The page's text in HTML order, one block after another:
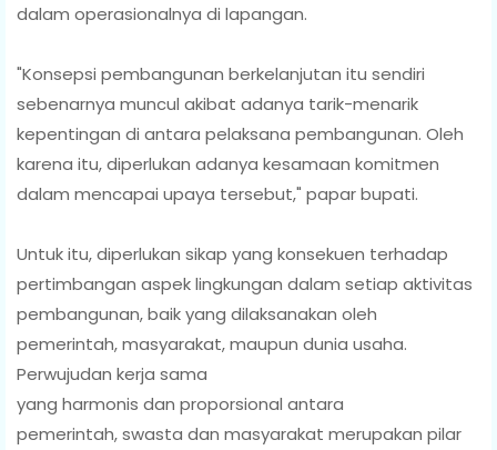
dalam operasionalnya di lapangan.
"Konsepsi pembangunan berkelanjutan itu sendiri
sebenarnya muncul akibat adanya tarik-menarik
kepentingan di antara pelaksana pembangunan. Oleh
karena itu, diperlukan adanya kesamaan komitmen
dalam mencapai upaya tersebut," papar bupati.
Untuk itu, diperlukan sikap yang konsekuen terhadap
pertimbangan aspek lingkungan dalam setiap aktivitas
pembangunan, baik yang dilaksanakan oleh
pemerintah, masyarakat, maupun dunia usaha.
Perwujudan kerja sama
yang harmonis dan proporsional antara
pemerintah, swasta dan masyarakat merupakan pilar